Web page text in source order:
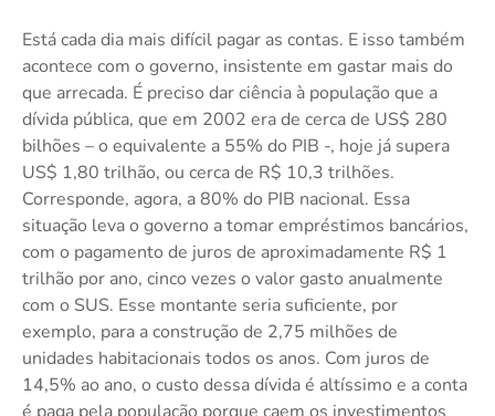
Está cada dia mais difícil pagar as contas. E isso também
acontece com o governo, insistente em gastar mais do
que arrecada. É preciso dar ciência à população que a
dívida pública, que em 2002 era de cerca de US$ 280
bilhões – o equivalente a 55% do PIB -, hoje já supera
US$ 1,80 trilhão, ou cerca de R$ 10,3 trilhões.
Corresponde, agora, a 80% do PIB nacional. Essa
situação leva o governo a tomar empréstimos bancários,
com o pagamento de juros de aproximadamente R$ 1
trilhão por ano, cinco vezes o valor gasto anualmente
com o SUS. Esse montante seria suficiente, por
exemplo, para a construção de 2,75 milhões de
unidades habitacionais todos os anos. Com juros de
14,5% ao ano, o custo dessa dívida é altíssimo e a conta